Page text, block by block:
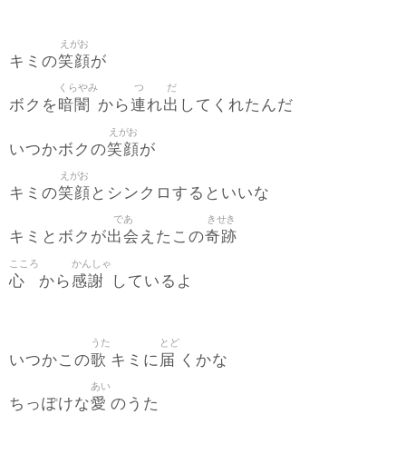
キミの笑顔
えがお
が
ボクを暗闇
くらやみ
から連
つ
れ出
だ
してくれたんだ
いつかボクの笑顔
えがお
が
キミの笑顔
えがお
とシンクロするといいな
キミとボクが出会
であ
えたこの奇跡
きせき
心
こころ
から 感謝
かんしゃ
しているよ
いつかこの歌
うた
キミに 届
とど
くかな
ちっぽけな愛
あい
のうた